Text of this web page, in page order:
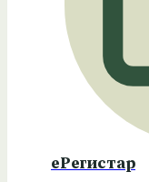
еРегистар